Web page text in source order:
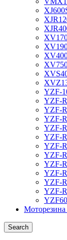
YZF-
YZF-
YZF-
YZF-
YZF-
YZF-
YZF-
YZF-
YZF-
YZF-
YZF-
YZF-
Search